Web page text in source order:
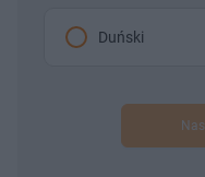
Duński